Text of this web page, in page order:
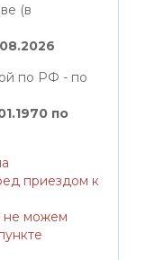
(в
по РФ - по
по
приездом к
не можем